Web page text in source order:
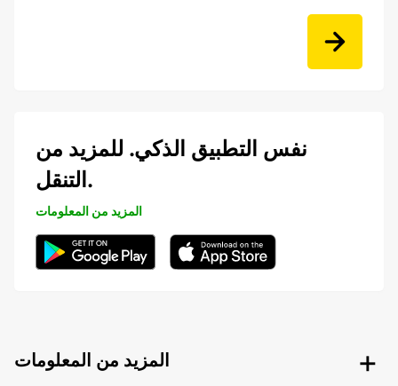
نفس التطبيق الذكي. للمزيد من
التنقل.
المزيد من المعلومات
المزيد من المعلومات